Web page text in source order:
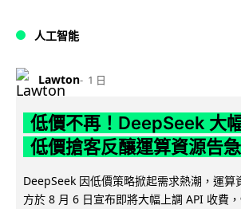
人工智能
Lawton 1 日
低價不再！DeepSeek 大
低價搶客反釀運算資源告急
DeepSeek 因低價策略掀起需求熱潮，運算
方於 8 月 6 日宣布即將大幅上調 API 收費